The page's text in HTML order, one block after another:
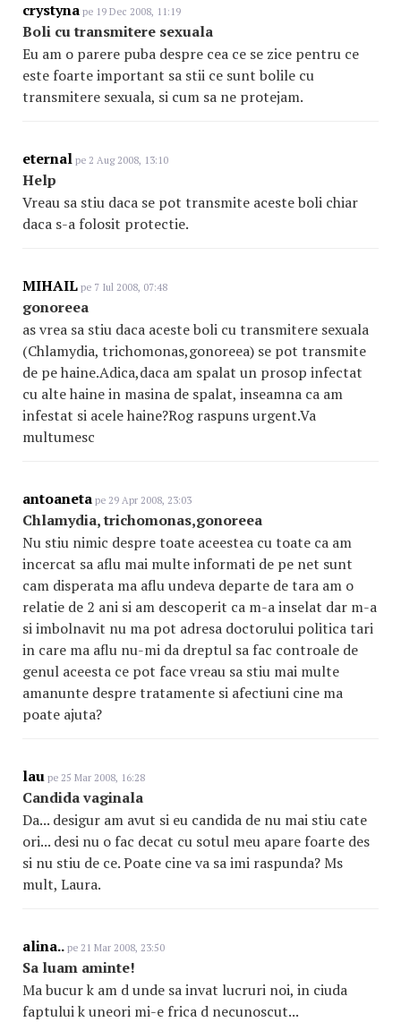
crystyna pe 19 Dec 2008, 11:19
Boli cu transmitere sexuala
Eu am o parere puba despre cea ce se zice pentru ce
este foarte important sa stii ce sunt bolile cu
transmitere sexuala, si cum sa ne protejam.
eternal pe 2 Aug 2008, 13:10
Help
Vreau sa stiu daca se pot transmite aceste boli chiar
daca s-a folosit protectie.
MIHAIL pe 7 Iul 2008, 07:48
gonoreea
as vrea sa stiu daca aceste boli cu transmitere sexuala
(Chlamydia, trichomonas,gonoreea) se pot transmite
de pe haine.Adica,daca am spalat un prosop infectat
cu alte haine in masina de spalat, inseamna ca am
infestat si acele haine?Rog raspuns urgent.Va
multumesc
antoaneta pe 29 Apr 2008, 23:03
Chlamydia, trichomonas,gonoreea
Nu stiu nimic despre toate aceestea cu toate ca am
incercat sa aflu mai multe informati de pe net sunt
cam disperata ma aflu undeva departe de tara am o
relatie de 2 ani si am descoperit ca m-a inselat dar m-a
si imbolnavit nu ma pot adresa doctorului politica tari
in care ma aflu nu-mi da dreptul sa fac controale de
genul aceesta ce pot face vreau sa stiu mai multe
amanunte despre tratamente si afectiuni cine ma
poate ajuta?
lau pe 25 Mar 2008, 16:28
Candida vaginala
Da... desigur am avut si eu candida de nu mai stiu cate
ori... desi nu o fac decat cu sotul meu apare foarte des
si nu stiu de ce. Poate cine va sa imi raspunda? Ms
mult, Laura.
alina.. pe 21 Mar 2008, 23:50
Sa luam aminte!
Ma bucur k am d unde sa invat lucruri noi, in ciuda
faptului k uneori mi-e frica d necunoscut...